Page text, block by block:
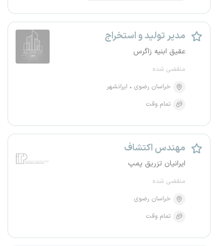
مدیر تولید و استخراج
عقیق ابنیه زاگرس
منقضی شده
خراسان رضوی
ایرانشهر
تمام وقت
مهندس اکتشاف
ایرانیان تزریق پمپ
منقضی شده
خراسان رضوی
تمام وقت